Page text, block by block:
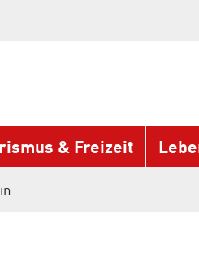
& Freizeit